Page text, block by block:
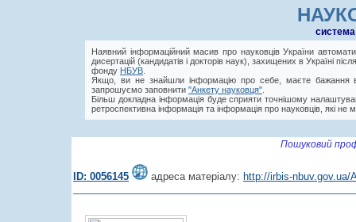
cистема
Наявний інформаційний масив про науковців України
дисертацій (кандидатів і докторів наук), захищених в Україні
фонду НБУВ
Якщо, ви не знайшли інформацію про себе, маєте бажання
запрошуємо заповнити "Анкету науковця"
Більш докладна інформація буде сприяти точнішому
ретроспективна інформація та інформація про науковців, які не
Пошуковий
ID: 0056145 адреса матеріалу: http://irbis-nbuv.gov.ua/